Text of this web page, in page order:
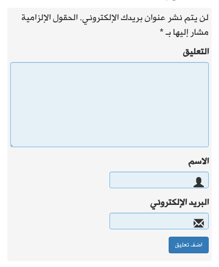
لن يتم نشر عنوان بريدك الإلكتروني.الحقول الإلزامية
مشار إليها بـ*
التعليق
الاسم
البريد الإلكتروني